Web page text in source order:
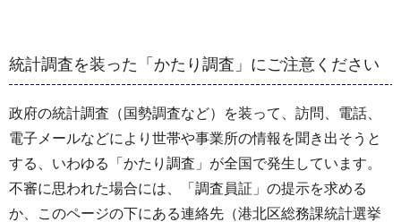
統計調査を装った「かたり調査」にご注意ください
政府の統計調査（国勢調査など）を装って、訪問、電話、
電子メールなどにより世帯や事業所の情報を聞き出そうと
する、いわゆる「かたり調査」が全国で発生しています。
不審に思われた場合には、「調査員証」の提示を求める
か、このページの下にある連絡先（港北区総務課統計選挙